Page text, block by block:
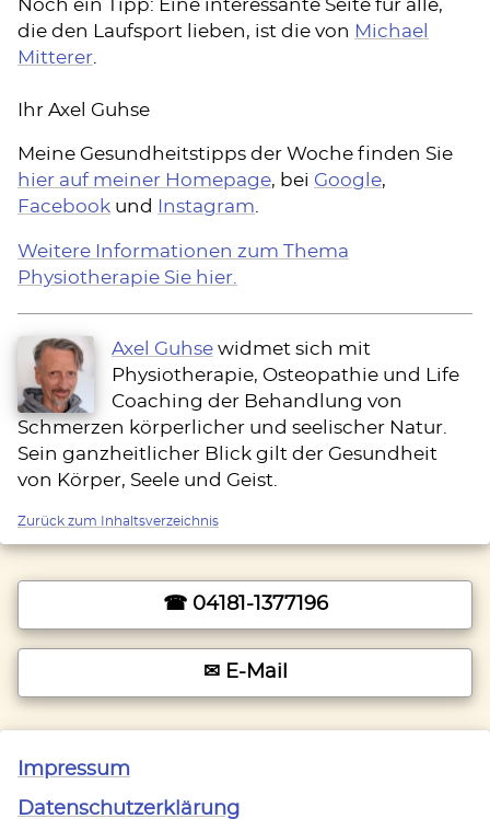
Noch ein Tipp: Eine interessante Seite für alle,
die den Laufsport lieben, ist die von Michael
Mitterer
Ihr Axel Guhse
Meine Gesundheitstipps der Woche finden Sie
hier auf meiner Homepage, bei Google,
Facebook und Instagram.
Weitere Informationen zum Thema
Physiotherapie Sie hier.
Axel Guhse widmet sich mit
Physiotherapie, Osteopathie und Life
Coaching der Behandlung von
Schmerzen körperlicher und seelischer Natur.
Sein ganzheitlicher Blick gilt der Gesundheit
von Körper, Seele und Geist.
Zurück zum Inhaltsverzeichnis
☎ 04181-1377196
✉ E-Mail
Impressum
Datenschutzerklärung